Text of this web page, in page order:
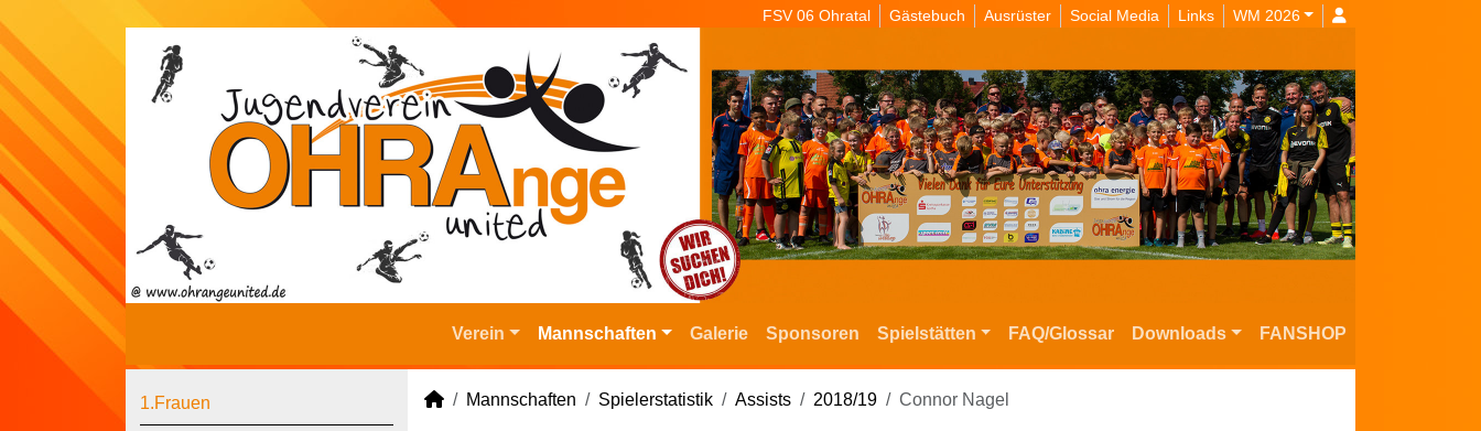
FSV 06 Ohratal Gästebuch Ausrüster Social Media Links WM 2026
Verein Mannschaften Galerie Sponsoren Spielstätten FAQ/Glossar Downloads FANSHOP
1.Frauen Mannschaften Spielerstatistik Assists 2018/19 Connor Nagel